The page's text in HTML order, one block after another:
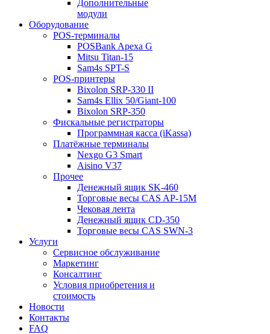
Дополнительные
модули
Оборудование
POS-терминалы
POSBank Apexa G
Mitsu Titan-15
Sam4s SPT-S
POS-принтеры
Bixolon SRP-330 II
Sam4s Ellix 50/Giant-100
Bixolon SRP-350
Фискальные регистраторы
Программная касса (iKassa)
Платёжные терминалы
Nexgo G3 Smart
Aisino V37
Прочее
Денежный ящик SK-460
Торговые весы CAS AP-15M
Чековая лента
Денежный ящик CD-350
Торговые весы CAS SWN-3
Услуги
Сервисное обслуживание
Маркетинг
Консалтинг
Условия приобретения и
стоимость
Новости
Контакты
FAQ